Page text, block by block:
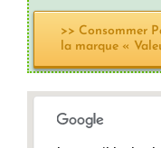
>> Consommer
la marque «